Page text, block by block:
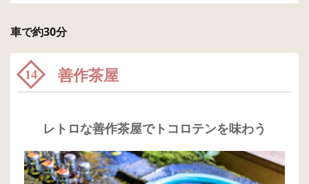
車で約30分
14 善作茶屋
レトロな善作茶屋でトコロテンを味わう